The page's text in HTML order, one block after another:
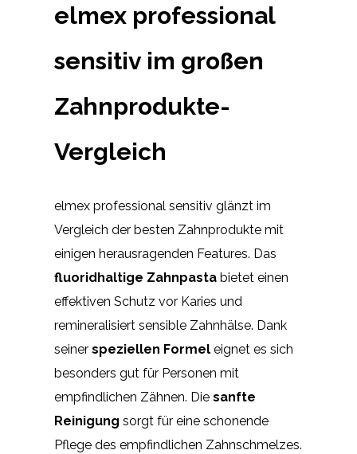
elmex professional
sensitiv im großen
Zahnprodukte-
Vergleich
elmex professional sensitiv glänzt im
Vergleich der besten Zahnprodukte mit
einigen herausragenden Features. Das
fluoridhaltige Zahnpasta bietet einen
effektiven Schutz vor Karies und
remineralisiert sensible Zahnhälse. Dank
seiner speziellen Formel eignet es sich
besonders gut für Personen mit
empfindlichen Zähnen. Die sanfte
Reinigung sorgt für eine schonende
Pflege des empfindlichen Zahnschmelzes.